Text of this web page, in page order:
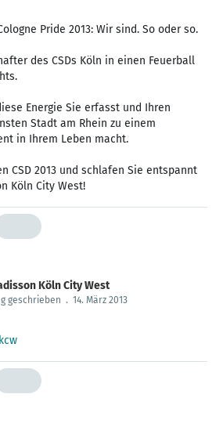
Pride 2013: Wir sind. So oder so.
des CSDs Köln in einen Feuerball
Energie Sie erfasst und Ihren
Stadt am Rhein zu einem
in Ihrem Leben macht.
CSD 2013 und schlafen Sie entspannt
Köln City West!
Köln City West
geschrieben . 14. März 2013